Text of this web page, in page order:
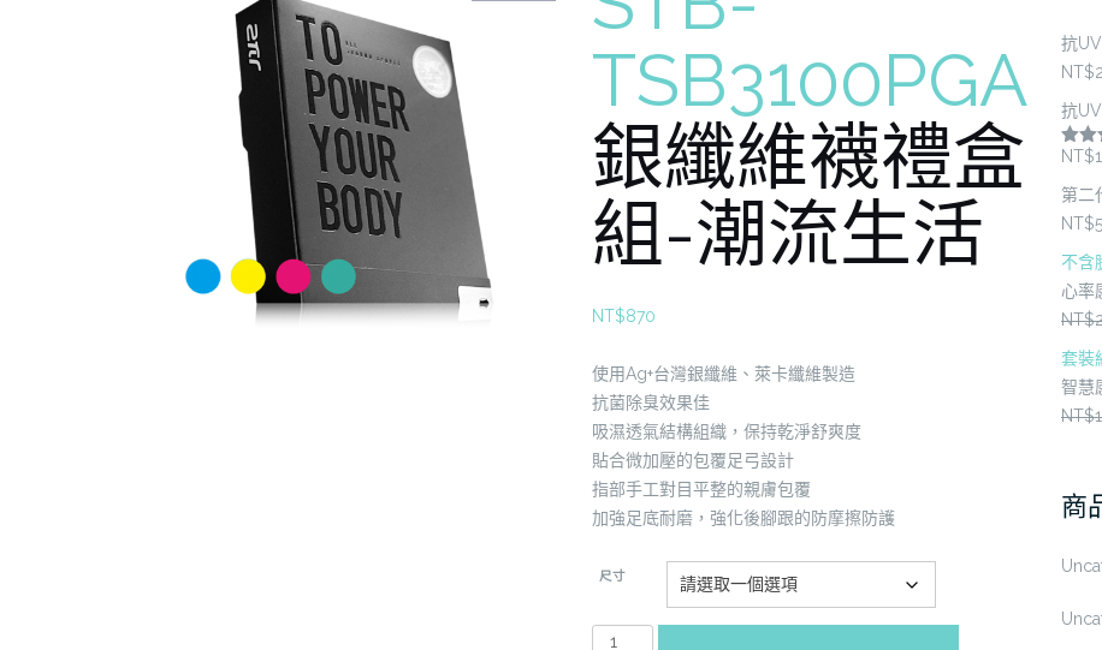
TSB3100PGA
銀纖維襪禮盒
組-潮流生活
NT$870
使用Ag+台灣銀纖維、萊卡纖維製造
抗菌除臭效果佳
吸濕透氣結構組織，保持乾淨舒爽度
貼合微加壓的包覆足弓設計
指部手工對目平整的親膚包覆
加強足底耐磨，強化後腳跟的防摩擦防護
尺寸
STB-
抗
NT$
抗
評分
NT$
第二
NT$
不含
心率
NT$
套裝
智慧
NT$
商